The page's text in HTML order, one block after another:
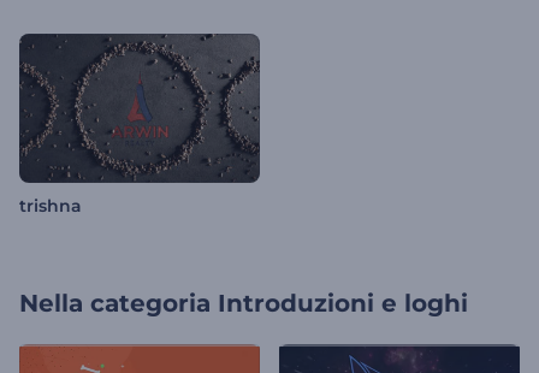
trishna
Nella categoria Introduzioni e loghi